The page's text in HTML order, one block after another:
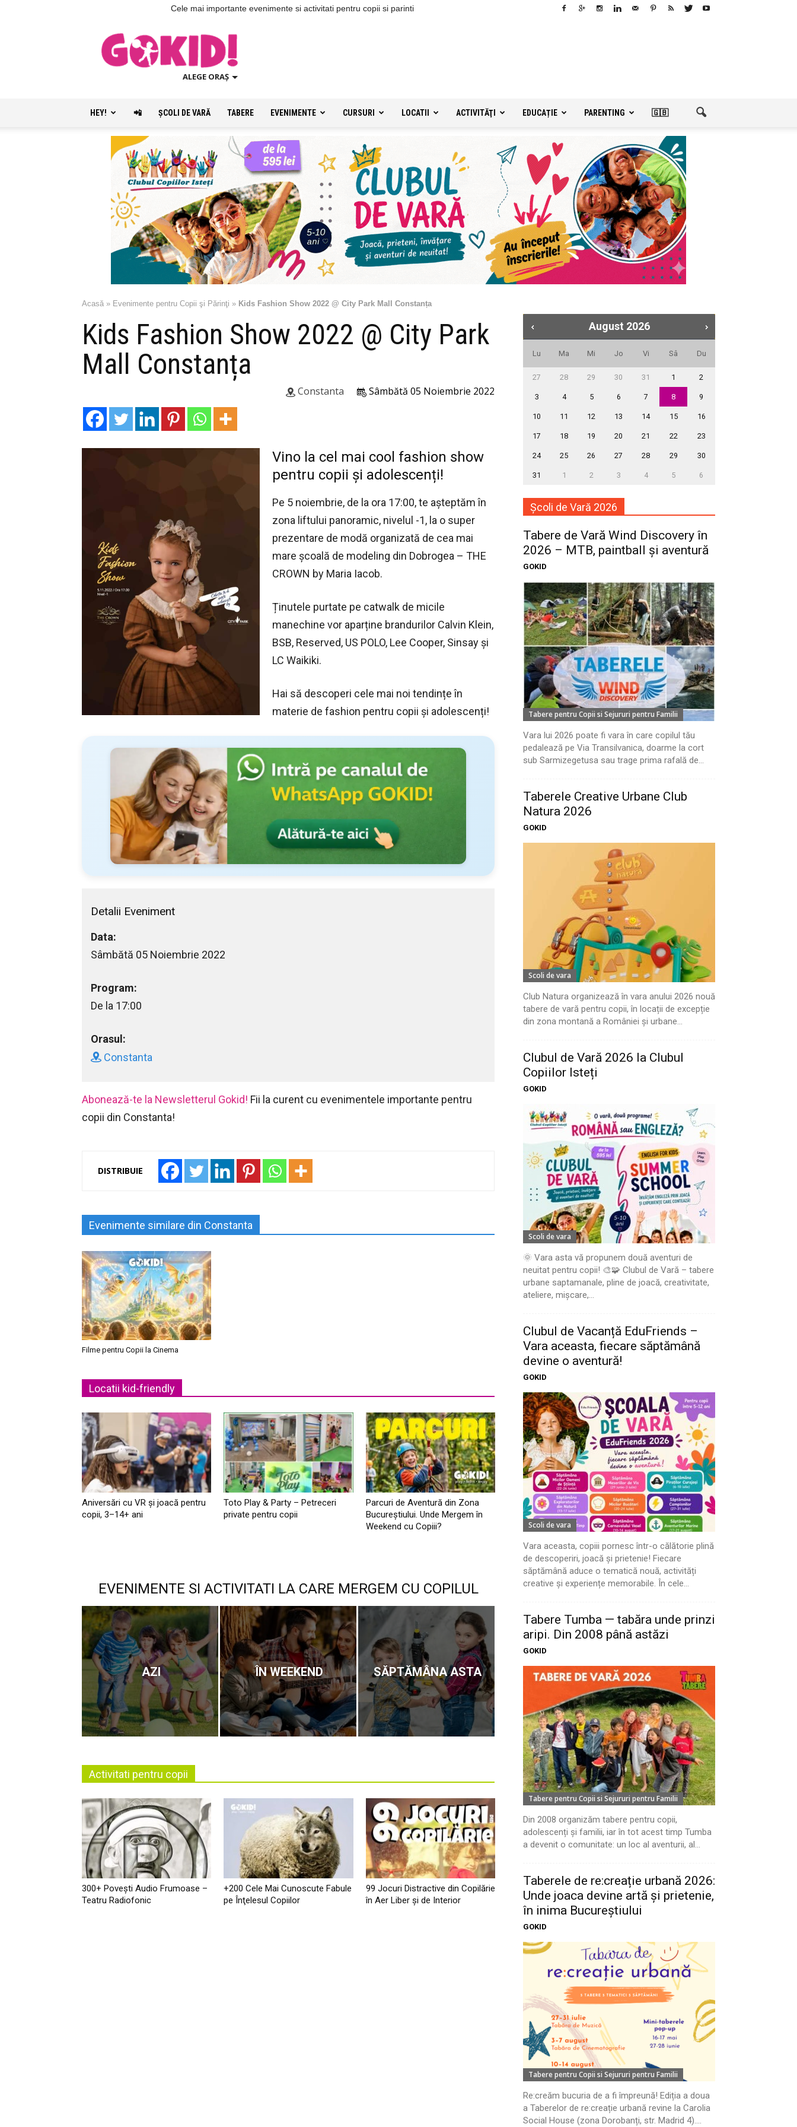
Cele mai importante evenimente si activitati pentru copii si parinti
ALEGE ORAȘ
HEY! 📲 ŞCOLI DE VARĂ TABERE EVENIMENTE CURSURI LOCATII ACTIVITĂŢI EDUCAȚIE PARENTING 🇬🇧
Acasă » Evenimente pentru Copii şi Părinţi » Kids Fashion Show 2022 @ City Park Mall Constanța
Kids Fashion Show 2022 @ City Park
Mall Constanța
Sâmbătă 05 Noiembrie 2022
Constanta
Vino la cel mai cool fashion show
pentru copii și adolescenți!
Pe 5 noiembrie, de la ora 17:00, te așteptăm în
zona liftului panoramic, nivelul -1, la o super
prezentare de modă organizată de cea mai
mare școală de modeling din Dobrogea – THE
CROWN by Maria Iacob.
Ținutele purtate pe catwalk de micile
manechine vor aparține brandurilor Calvin Klein,
BSB, Reserved, US POLO, Lee Cooper, Sinsay și
LC Waikiki.
Hai să descoperi cele mai noi tendințe în
materie de fashion pentru copii și adolescenți!
Detalii Eveniment
Data:
Sâmbătă 05 Noiembrie 2022
Program:
De la 17:00
Orasul:
Constanta
Abonează-te la Newsletterul Gokid! Fii la curent cu evenimentele importante pentru
copii din Constanta!
DISTRIBUIE
Evenimente similare din Constanta
Filme pentru Copii la Cinema
Locatii kid-friendly
Aniversări cu VR și joacă pentru
copii, 3–14+ ani
Toto Play & Party – Petreceri
private pentru copii
Parcuri de Aventură din Zona
Bucureştiului. Unde Mergem în
Weekend cu Copiii?
EVENIMENTE SI ACTIVITATI LA CARE MERGEM CU COPILUL
AZI ÎN WEEKEND SĂPTĂMÂNA ASTA
Activitati pentru copii
300+ Povești Audio Frumoase –
Teatru Radiofonic
+200 Cele Mai Cunoscute Fabule
pe Înţelesul Copiilor
99 Jocuri Distractive din Copilărie
în Aer Liber şi de Interior
August 2026
Lu Ma Mi Jo Vi Sâ Du
27 28 29 30 31 1 2
3 4 5 6 7 8 9
10 11 12 13 14 15 16
17 18 19 20 21 22 23
24 25 26 27 28 29 30
31 1 2 3 4 5 6
Școli de Vară 2026
Tabere de Vară Wind Discovery în
2026 – MTB, paintball și aventură
GOKID
Tabere pentru Copii si Sejururi pentru Familii
Vara lui 2026 poate fi vara în care copilul tău
pedalează pe Via Transilvanica, doarme la cort
sub Sarmizegetusa sau trage prima rafală de...
Taberele Creative Urbane Club
Natura 2026
GOKID
Scoli de vara
Club Natura organizează în vara anului 2026 nouă
tabere de vară pentru copii, în locații de excepție
din zona montană a României și urbane...
Clubul de Vară 2026 la Clubul
Copiilor Isteți
GOKID
Scoli de vara
🌞 Vara asta vă propunem două aventuri de
neuitat pentru copii! 🎨🧩 Clubul de Vară – tabere
urbane saptamanale, pline de joacă, creativitate,
ateliere, mișcare,...
Clubul de Vacanță EduFriends –
Vara aceasta, fiecare săptămână
devine o aventură!
GOKID
Scoli de vara
Vara aceasta, copiii pornesc într-o călătorie plină
de descoperiri, joacă și prietenie! Fiecare
săptămână aduce o tematică nouă, activități
creative și experiențe memorabile. În cele...
Tabere Tumba — tabăra unde prinzi
aripi. Din 2008 până astăzi
GOKID
Tabere pentru Copii si Sejururi pentru Familii
Din 2008 organizăm tabere pentru copii,
adolescenți și familii, iar în tot acest timp Tumba
a devenit o comunitate: un loc al aventurii, al...
Taberele de re:creație urbană 2026:
Unde joaca devine artă și prietenie,
în inima Bucureștiului
GOKID
Tabere pentru Copii si Sejururi pentru Familii
Re:creăm bucuria de a fi împreună! Ediția a doua
a Taberelor de re:creație urbană revine la Carolia
Social House (zona Dorobanți, str. Madrid 4)....